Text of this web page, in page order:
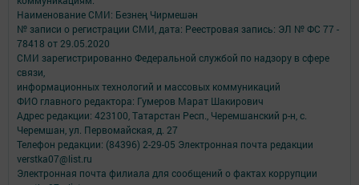
Наименование СМИ: Безнең Чирмешән
№ записи о регистрации СМИ, дата: Реестровая запись: ЭЛ № ФС 77 -
78418 от 29.05.2020
СМИ зарегистрированно Федеральной службой по надзору в сфере
связи,
информационных технологий и массовых коммуникаций
ФИО главного редактора: Гумеров Марат Шакирович
Адрес редакции: 423100, Татарстан Респ., Черемшанский р-н, с.
Черемшан, ул. Первомайская, д. 27
Телефон редакции: (84396) 2-29-05 Электронная почта редакции
verstka07@list.ru
Электронная почта филиала для сообщений о фактах коррупции